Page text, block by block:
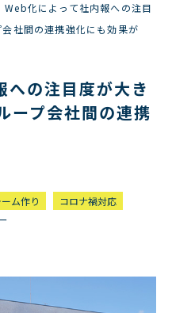
Web化によって社内報への注目
社間の連携強化にも効果が
の注目度が大き
ープ会社間の連携
ム作り コロナ禍対応